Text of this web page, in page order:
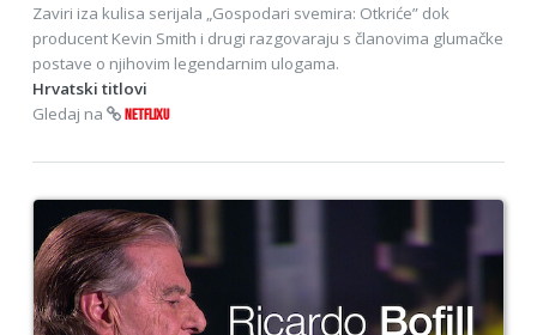
Zaviri iza kulisa serijala „Gospodari svemira: Otkriće” dok
producent Kevin Smith i drugi razgovaraju s članovima glumačke
postave o njihovim legendarnim ulogama.
Hrvatski titlovi
Gledaj na
NETFLIXU